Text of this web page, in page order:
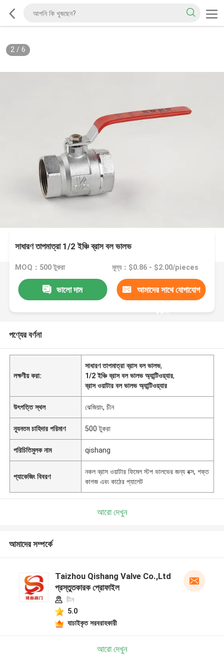
2/ 6
সাধারণ তাপমাত্রা 1/2 ইঞ্চি ব্রাস বল ভালভ
MOQ：500 টুকরা মূল্য：$0.86 - $2.00/pieces
ভালো দাম আমাদের সাথে যোগাযোগ
করুন
পণ্যের বর্ণনা
লক্ষণীয় করা:
সাধারণ তাপমাত্রা ব্রাস বল ভালভ,
1/2 ইঞ্চি ব্রাস বল ভালভ অ্যান্টিওয়্যার,
ব্রাস ওয়াটার বল ভালভ অ্যান্টিওয়্যার
উৎপত্তি স্থল ঝেজিয়াং, চীন
ন্যূনতম চাহিদার পরিমাণ 500 টুকরা
পরিচিতিমুলক নাম qishang
প্যাকেজিং বিবরণ
নকল ব্রাস ওয়াটার ফিমেল স্টপ ভালভের জন্য বক্স, শক্ত
কাগজ এবং কাঠের প্যালেট
আরো দেখুন
আমাদের সম্পর্কে
Taizhou Qishang Valve Co.,Ltd
প্রস্তুতকারক প্রোফাইল
চীন
5.0
যাচাইকৃত সরবরাহকারী
আরো দেখুন